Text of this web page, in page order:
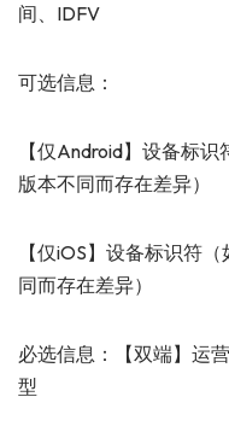
间、IDFV
可选信息：
【仅Android】设备标
版本不同而存在差异）
【仅iOS】设备标识符
同而存在差异）
必选信息：【双端】运
型